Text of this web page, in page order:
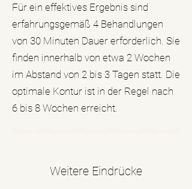
Für ein effektives Ergebnis sind
erfahrungsgemäß 4 Behandlungen
von 30 Minuten Dauer erforderlich. Sie
finden innerhalb von etwa 2 Wochen
im Abstand von 2 bis 3 Tagen statt. Die
optimale Kontur ist in der Regel nach
6 bis 8 Wochen erreicht.
Weitere Eindrücke